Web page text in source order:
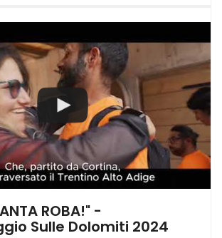
ROBA!" -
Sulle Dolomiti 2024